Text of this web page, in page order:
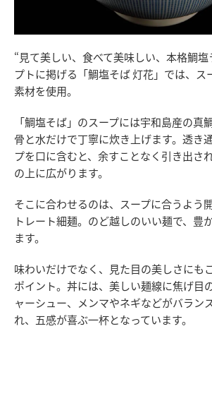
“見て美しい、食べて美味しい、本格鯛塩
プトに掲げる「鯛塩そば 灯花」では、ス
素材を使用。
「鯛塩そば」のスープには宇和島産の真
骨と水だけで丁寧に炊き上げます。透き
プを口に含むと、余すことなく引き出さ
の上に広がります。
そこに合わせるのは、スープに合うよう
トレート細麺。のど越しのいい麺で、豊
ます。
味わいだけでなく、見た目の美しさにも
ポイント。丼には、美しい麺線に焦げ目
ャーシュー、メンマやネギなどがバラン
れ、五感が喜ぶ一杯となっています。